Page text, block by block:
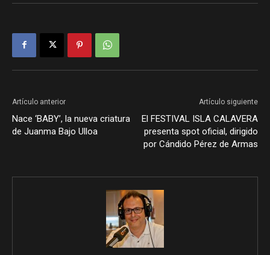
Artículo anterior
Nace ‘BABY’, la nueva criatura
de Juanma Bajo Ulloa
Artículo siguiente
El FESTIVAL ISLA CALAVERA
presenta spot oficial, dirigido
por Cándido Pérez de Armas